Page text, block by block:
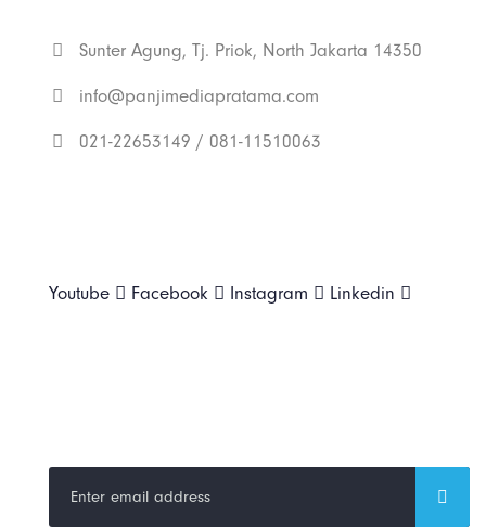
Sunter Agung, Tj. Priok, North Jakarta 14350
info@panjimediapratama.com
021-22653149 / 081-11510063
Youtube Facebook Instagram Linkedin